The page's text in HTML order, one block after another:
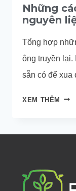
Những
nguyên
Tổng hợp
ông truyền lại.
sẵn có để xua
XEM THÊM
TỪ